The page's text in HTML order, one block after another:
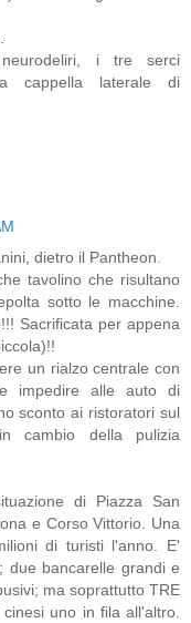
i tre serci
cappella laterale di
dietro il Pantheon.
tavolino che risultano
sotto le macchine.
Sacrificata per appena
un rialzo centrale con
impedire alle auto di
sconto ai ristoratori sul
cambio della pulizia
di Piazza San
e Corso Vittorio. Una
di turisti l'anno. E'
due bancarelle grandi e
ma soprattutto TRE
uno in fila all'altro.